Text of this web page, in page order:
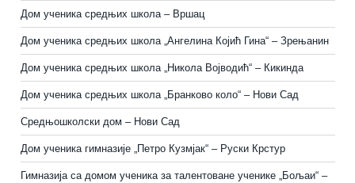
Дом ученика средњих школа – Вршац
Дом ученика средњих школа „Ангелина Којић Гина“ – Зрењанин
Дом ученика средњих школа „Никола Војводић“ – Кикинда
Дом ученика средњих школа „Бранково коло“ – Нови Сад
Средњошколски дом – Нови Сад
Дом ученика гимназије „Петро Кузмјак“ – Руски Крстур
Гимназија са домом ученика за талентоване ученике „Бољаи“ –